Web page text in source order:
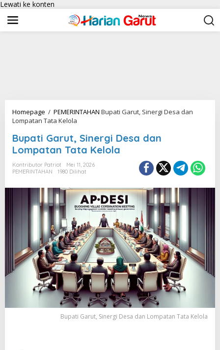
Lewati ke konten
Homepage / PEMERINTAHAN Bupati Garut, Sinergi Desa dan
Lompatan Tata Kelola
Bupati Garut, Sinergi Desa dan
Lompatan Tata Kelola
Kontributor Patriot
Mei 11, 2026
PEMERINTAHAN
1980 Dilihat
Bupati Garut, Sinergi Desa dan Lompatan Tata Kelola